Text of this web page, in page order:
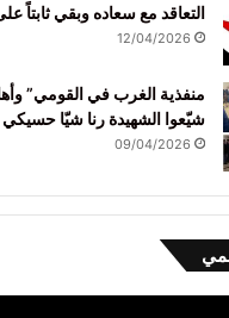
التعاقد مع سعاده وبقي ثابتاً
12/04/2026
منفذية الغرب في القومي”
شيّعوا الشهيدة رنا شيّا
09/04/2026